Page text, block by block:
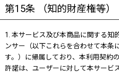
第15条 （知的財産権等）
1. 本サービス及び本商品に関する知
ンサー（以下これらを合わせて本条
す。）に帰属しており、本利用契約
許諾は、ユーザーに対して本サービ